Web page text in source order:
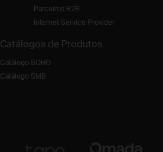
Parceiros B2B
Internet Service Provider
Catálogos de Produtos
Catálogo SOHO
Catálogo SMB